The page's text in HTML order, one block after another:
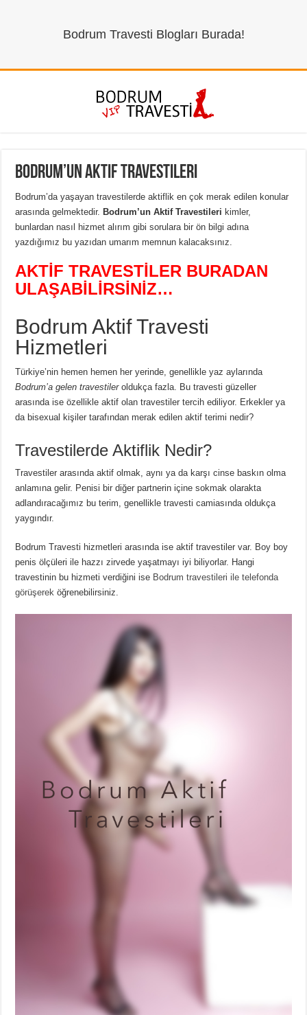
Bodrum Travesti Blogları Burada!
Bodrum’un Aktif Travestileri
Bodrum’da yaşayan travestilerde aktiflik en çok merak edilen konular
arasında gelmektedir.Bodrum’un Aktif Travestileri kimler,
bunlardan nasıl hizmet alırım gibi sorulara bir ön bilgi adına
yazdığımız bu yazıdan umarım memnun kalacaksınız.
AKTİF TRAVESTİLER BURADAN
ULAŞABİLİRSİNİZ…
Bodrum Aktif Travesti
Hizmetleri
Türkiye’nin hemen hemen her yerinde, genellikle yaz aylarında
Bodrum’a gelen travestileroldukça fazla. Bu travesti güzeller
arasında ise özellikle aktif olan travestiler tercih ediliyor. Erkekler ya
da bisexual kişiler tarafından merak edilen aktif terimi nedir?
Travestilerde Aktiflik Nedir?
Travestiler arasında aktif olmak, aynı ya da karşı cinse baskın olma
anlamına gelir. Penisi bir diğer partnerin içine sokmak olarakta
adlandıracağımız bu terim, genellikle travesti camiasında oldukça
yaygındır.
Bodrum Travesti hizmetleri arasında ise aktif travestiler var. Boy boy
penis ölçüleri ile hazzı zirvede yaşatmayı iyi biliyorlar. Hangi
travestinin bu hizmeti verdiğini ise Bodrum travestileri ile telefonda
görüşerek öğrenebilirsiniz.